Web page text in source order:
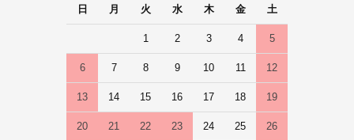
日
月 火 水 木 金 土
1 2 3 4 5
6 7 8 9 10 11 12
13 14 15 16 17 18 19
20 21 22 23 24 25 26